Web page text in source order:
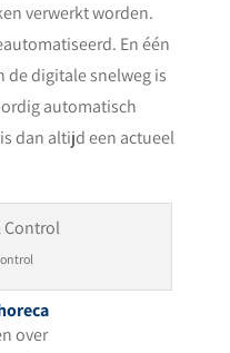
verwerkt worden.
En één
de digitale snelweg is
automatisch
dan altijd een actueel
over